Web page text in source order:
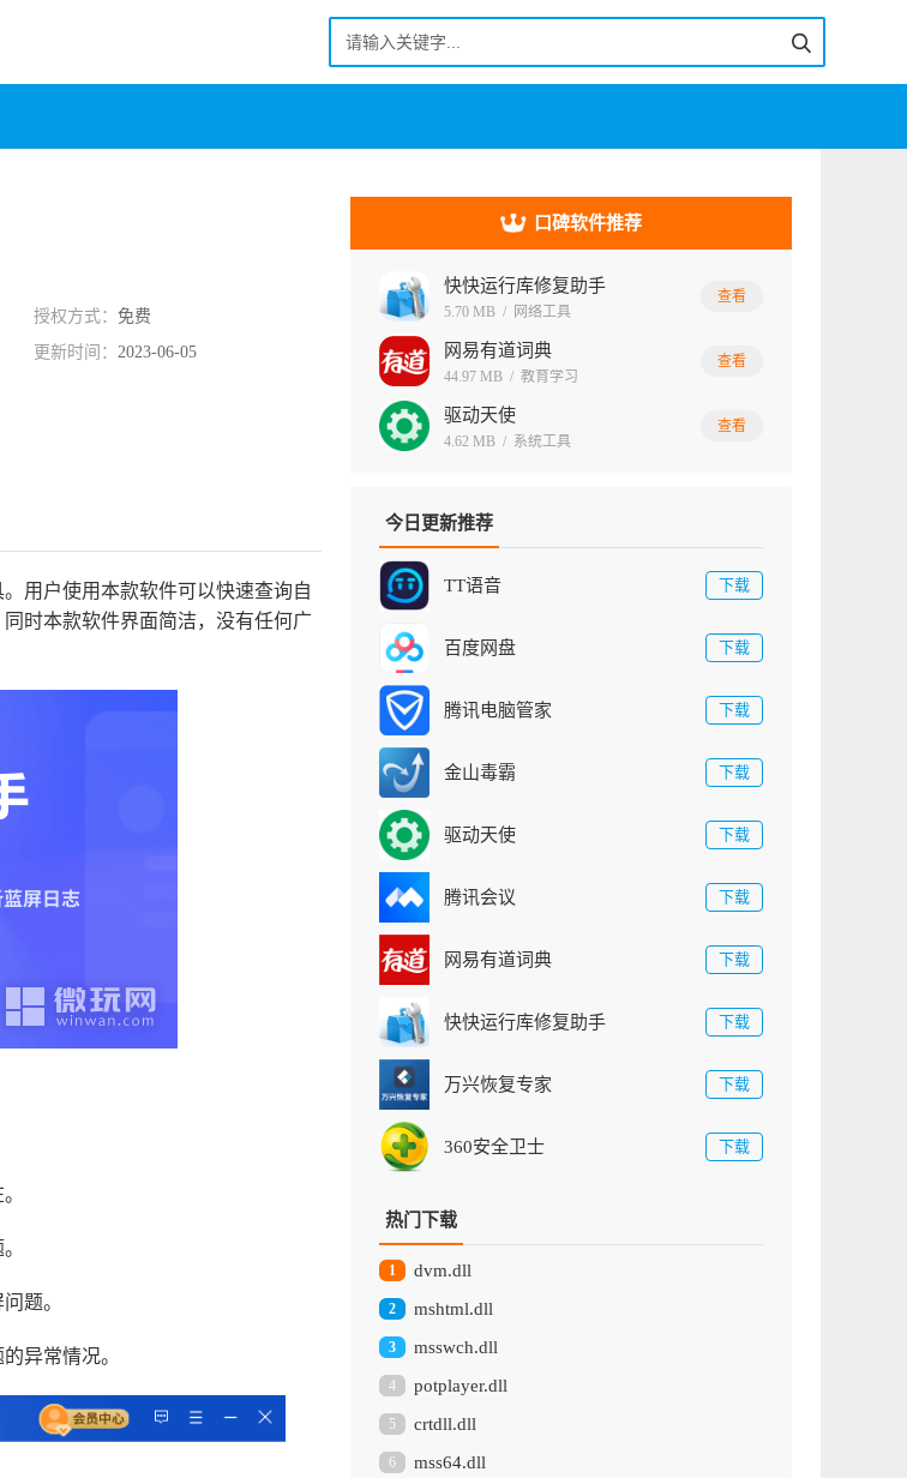
授权方式： 免费
更新时间： 2023-06-05
口碑软件推荐
快快运行库修复助手
5.70 MB / 网络工具
查看
网易有道词典
44.97 MB / 教育学习
查看
驱动天使
4.62 MB / 系统工具
查看
用户使用本款软件可以快速查询自
时本款软件界面简洁，没有任何广
题。
异常情况。
今日更新推荐
TT语音 下载
百度网盘 下载
腾讯电脑管家 下载
金山毒霸 下载
驱动天使 下载
腾讯会议 下载
网易有道词典 下载
快快运行库修复助手 下载
万兴恢复专家 下载
360安全卫士 下载
热门下载
1 dvm.dll
2 mshtml.dll
3 msswch.dll
4 potplayer.dll
5 crtdll.dll
6 mss64.dll